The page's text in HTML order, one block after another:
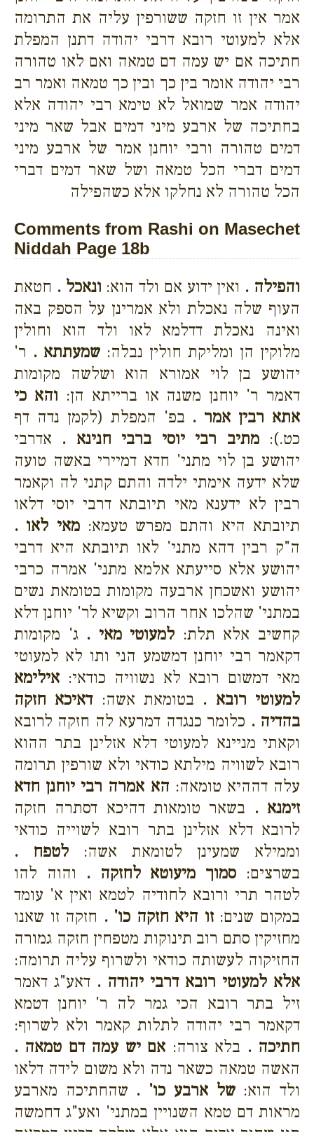
אמר אין זו חזקה ששורפין עליה את התרומה
אלא למעוטי רובא דרבי יהודה דתנן המפלת
חתיכה אם יש עמה דם טמאה ואם לאו טהורה
רבי יהודה אומר בין כך ובין כך טמאה ואמר רב
יהודה אמר שמואל לא טימא רבי יהודה אלא
בחתיכה של ארבע מיני דמים אבל שאר מיני
דמים טהורה ורבי יוחנן אמר של ארבע מיני
דמים דברי הכל טמאה ושל שאר דמים דברי
הכל טהורה לא נחלקו אלא כשהפילה
Comments from Rashi on Masechet
Niddah Page 18b
והפילה . ואין ידוע אם ולד הוא: ונאכל . חטאת
העוף שלה נאכלת ולא אמרינן על הספק באה
ואינה נאכלת דדלמא לאו ולד הוא וחולין
מלוקין הן ומליקת חולין נבלה: שמעתתא . ר'
יהושע בן לוי אמורא הוא ושלשה מקומות
דאמר ר' יוחנן משנה או ברייתא הן: והא כי
אתא רבין אמר . בפ' המפלת (לקמן נדה דף
כט.):מתיב רבי יוסי ברבי חנינא . אדרבי
יהושע בן לוי מתני' חדא דמיירי באשה טועה
שלא ידעה אימתי ילדה והתם קתני לה וקאמר
רבין לא ידענא מאי תיובתא דרבי יוסי דלאו
תיובתא היא והתם מפרש טעמא:מאי לאו .
ה"ק רבין דהא מתני' לאו תיובתא היא דרבי
יהושע אלא סייעתא אלמא מתני' אמרה כרבי
יהושע ואשכחן ארבעה מקומות בטומאת נשים
במתני' שהלכו אחר הרוב וקשיא לר' יוחנן דלא
קחשיב אלא תלת: למעוטי מאי . ג' מקומות
דקאמר רבי יוחנן דמשמע הני ותו לא למעוטי
מאי דמשום רובא לא נשוויה כודאי: אילימא
למעוטי רובא . בטומאת אשה:דאיכא חזקה
בהדיה . כלומר כנגדה דמרעא לה חזקה לרובא
וקאתי מניינא למעוטי דלא אזלינן בתר ההוא
רובא לשוויה מילתא כודאי ולא שורפין תרומה
עלה דההיא טומאה: הא אמרה רבי יוחנן חדא
זימנא . בשאר טומאות דהיכא דסתרה חזקה
לרובא דלא אזלינן בתר רובא לשוייה כודאי
וממילא שמעינן לטומאת אשה: לטפח .
בשרצים: סמוך מיעוטא לחזקה . והוה להו
לטהר תרי ורובא לחודיה לטמא ואין א' עומד
במקום שנים:זו היא חזקה כו' . חזקה זו שאנו
מחזיקין סתם רוב תינוקות מטפחין חזקה גמורה
החזיקוה לעשותה כודאי ולשרוף עליה תרומה:
אלא למעוטי רובא דרבי יהודה . דאע"ג דאמר
זיל בתר רובא הכי גמר לה ר' יוחנן דטמא
דקאמר רבי יהודה לתלות קאמר ולא לשרוף:
חתיכה . בלא צורה: אם יש עמה דם טמאה .
האשה טמאה כשאר נדה ולא משום לידה דלאו
ולד הוא:של ארבע כו' . שהחתיכה מארבע
מראות דם טמא השנויין במתני' ואע"ג דחמשה